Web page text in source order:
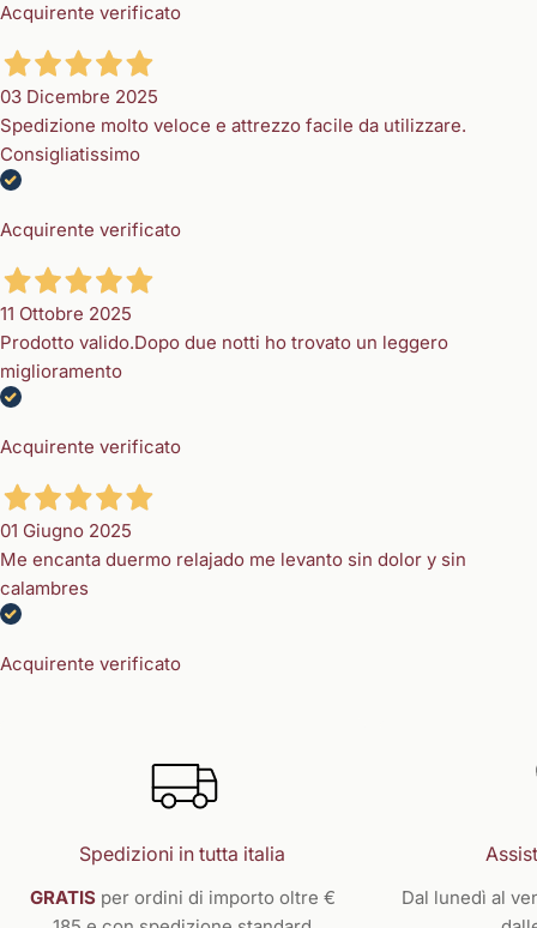
Acquirente verificato
03 Dicembre 2025
Spedizione molto veloce e attrezzo facile da utilizzare.
Consigliatissimo
Acquirente verificato
11 Ottobre 2025
Prodotto valido.Dopo due notti ho trovato un leggero
miglioramento
Acquirente verificato
01 Giugno 2025
Me encanta duermo relajado me levanto sin dolor y sin
calambres
Acquirente verificato
Spedizioni in tutta italia
GRATIS per ordini di importo oltre €
Dal lunedì al